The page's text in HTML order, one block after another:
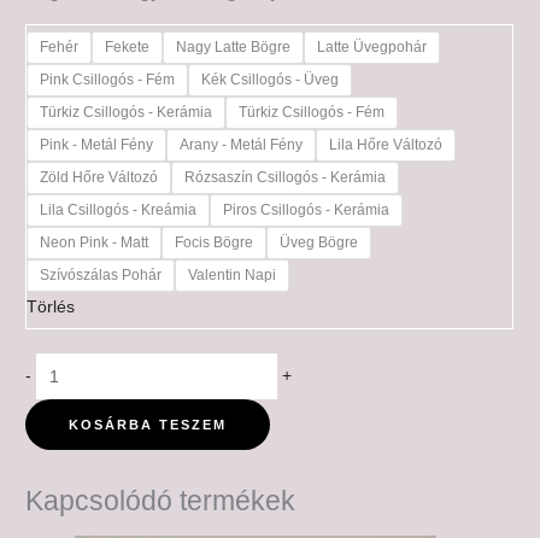
Fehér Fekete Nagy Latte Bögre
Latte Üvegpohár
Pink Csillogós - Fém
Kék Csillogós - Üveg
Türkiz Csillogós - Kerámia
Türkiz Csillogós - Fém
Pink - Metál Fény
Arany - Metál Fény
Lila Hőre Változó
Zöld Hőre Változó
Rózsaszín Csillogós - Kerámia
Lila Csillogós - Kreámia
Piros Csillogós - Kerámia
Neon Pink - Matt
Focis Bögre
Üveg Bögre
Szívószálas Pohár
Valentin Napi
Törlés
- +
KOSÁRBA TESZEM
Kapcsolódó termékek